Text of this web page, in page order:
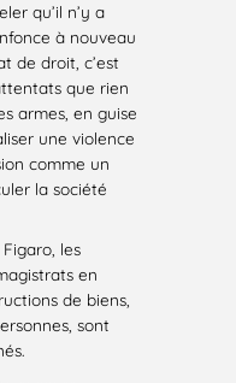
qu’il n’y a
à nouveau
de droit, c’est
que rien
armes, en guise
une violence
comme un
la société
les
en
de biens,
sont